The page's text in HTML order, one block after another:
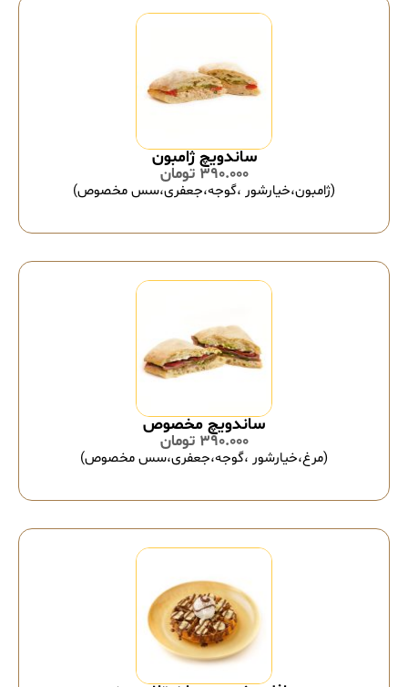
ساندویچ ژامبون
390.000 تومان
(ژامبون،خیارشور ،گوجه،جعفری،سس مخصوص)
ساندویچ مخصوص
390.000 تومان
(مرغ،خیارشور ،گوجه،جعفری،سس مخصوص)